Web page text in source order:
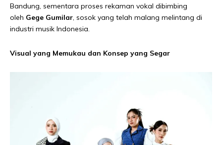
Bandung, sementara proses rekaman vokal dibimbing
oleh Gege Gumilar, sosok yang telah malang melintang di
industri musik Indonesia.
Visual yang Memukau dan Konsep yang Segar